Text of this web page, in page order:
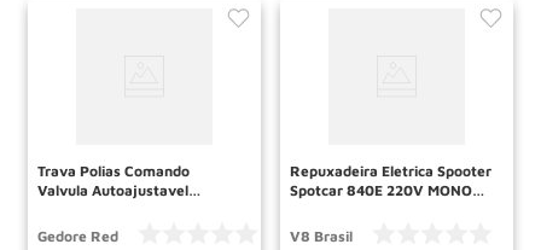
Trava Polias Comando
Valvula Autoajustavel
Gedore Red
Repuxadeira Eletrica Spooter
Spotcar 840E 220V MONO
V8 Brasil